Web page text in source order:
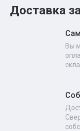
Доставка
Вы